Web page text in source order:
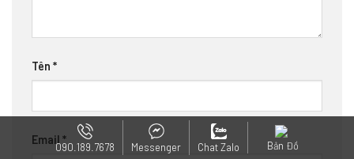
090.189.7678 Messenger Chat Zalo Bản Đồ
Tên *
Email *